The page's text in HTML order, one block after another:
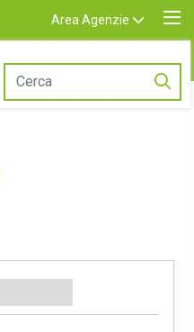
Area Agenzie